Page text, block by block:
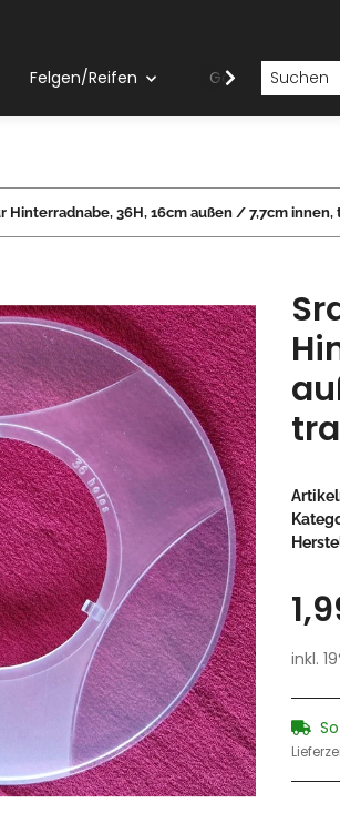
Felgen/Reifen Gabeln
Hinterradnabe, 36H, 16cm außen / 7,7cm innen,
inkl.